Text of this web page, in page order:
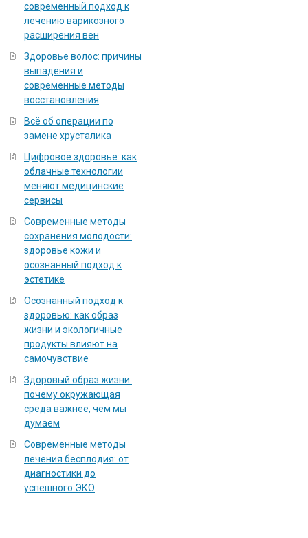
современный подход к
лечению варикозного
расширения вен
Здоровье волос: причины
выпадения и
современные методы
восстановления
Всё об операции по
замене хрусталика
Цифровое здоровье: как
облачные технологии
меняют медицинские
сервисы
Современные методы
сохранения молодости:
здоровье кожи и
осознанный подход к
эстетике
Осознанный подход к
здоровью: как образ
жизни и экологичные
продукты влияют на
самочувствие
Здоровый образ жизни:
почему окружающая
среда важнее, чем мы
думаем
Современные методы
лечения бесплодия: от
диагностики до
успешного ЭКО